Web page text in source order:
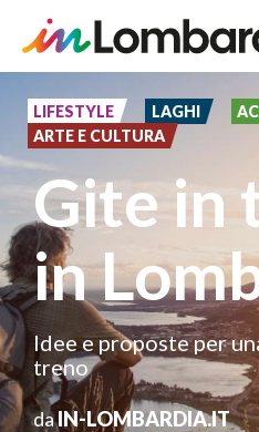
contenuto
principale
LIFESTYLE LAGHI
ARTE E CULTURA
Gite in
in
Idee e proposte per
treno
daIN-LOMBARDIA.IT